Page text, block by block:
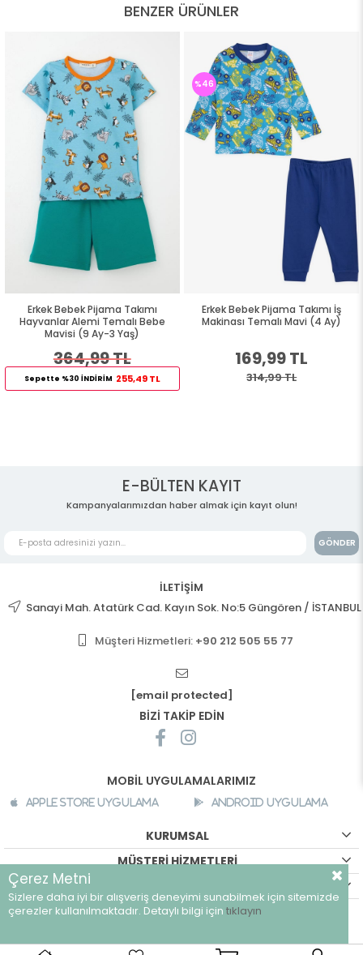
BENZER ÜRÜNLER
Erkek Bebek Pijama Takımı
Hayvanlar Alemi Temalı Bebe
Mavisi (9 Ay-3 Yaş)
364,99 TL
Sepette %30 İNDİRİM 255,49 TL
Erkek Bebek Pijama Takımı İş
Makinası Temalı Mavi (4 Ay)
169,99 TL
314,99 TL
%46
E-BÜLTEN KAYIT
Kampanyalarımızdan haber almak için kayıt olun!
GÖNDER
İLETİŞİM
Sanayi Mah. Atatürk Cad. Kayın Sok. No:5 Güngören / İSTANBUL
Müşteri Hizmetleri: +90 212 505 55 77
[email protected]
BİZİ TAKİP EDİN
MOBİL UYGULAMALARIMIZ
Apple Store Uygulama Android Uygulama
KURUMSAL
MÜŞTERİ HİZMETLERİ
©breeze.com.tr - Tüm hakları saklıdır.
Çerez Metni
Sizlere daha iyi bir alışveriş deneyimi sunabilmek için sitemizde
çerezler kullanılmaktadır. Detaylı bilgi için tıklayın